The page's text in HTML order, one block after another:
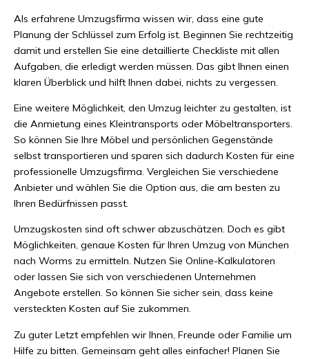
Als erfahrene Umzugsfirma wissen wir, dass eine gute
Planung der Schlüssel zum Erfolg ist. Beginnen Sie rechtzeitig
damit und erstellen Sie eine detaillierte Checkliste mit allen
Aufgaben, die erledigt werden müssen. Das gibt Ihnen einen
klaren Überblick und hilft Ihnen dabei, nichts zu vergessen.
Eine weitere Möglichkeit, den Umzug leichter zu gestalten, ist
die Anmietung eines Kleintransports oder Möbeltransporters.
So können Sie Ihre Möbel und persönlichen Gegenstände
selbst transportieren und sparen sich dadurch Kosten für eine
professionelle Umzugsfirma. Vergleichen Sie verschiedene
Anbieter und wählen Sie die Option aus, die am besten zu
Ihren Bedürfnissen passt.
Umzugskosten sind oft schwer abzuschätzen. Doch es gibt
Möglichkeiten, genaue Kosten für Ihren Umzug von München
nach Worms zu ermitteln. Nutzen Sie Online-Kalkulatoren
oder lassen Sie sich von verschiedenen Unternehmen
Angebote erstellen. So können Sie sicher sein, dass keine
versteckten Kosten auf Sie zukommen.
Zu guter Letzt empfehlen wir Ihnen, Freunde oder Familie um
Hilfe zu bitten. Gemeinsam geht alles einfacher! Planen Sie